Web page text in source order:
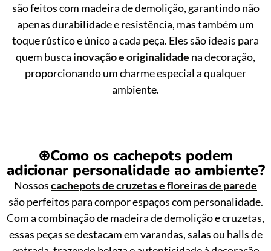
são feitos com madeira de demolição, garantindo não
apenas durabilidade e resistência, mas também um
toque rústico e único a cada peça. Eles são ideais para
quem busca inovação e originalidade na decoração,
proporcionando um charme especial a qualquer
ambiente.
⊛Como os cachepots podem
adicionar personalidade ao ambiente?
Nossoscachepots de cruzetas e floreiras de parede
são perfeitos para compor espaços com personalidade.
Com a combinação de madeira de demolição e cruzetas,
essas peças se destacam em varandas, salas ou halls de